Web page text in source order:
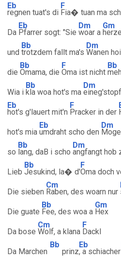
Eb
regnen tuat's di
F
Fia� tuan ma
Da
Eb
Pfarrer sogt: "Sie
Dm
woar a
Gm
und
Bb
trotzdem fallt ma's
Dm
Wanen
die
Bb
Omama, die
F
Oma ist nicht
Bb
Wia i
Bb
kla woa hot's ma
Dm
Eb
hot's g'lauert mit'n
F
Pracker in der
hot's mia
Eb
umdraht scho den
Dm
so
Bb
lang, daB i scho
Dm
angfangt hob
Lieb
Bb
Jesukind, la� d'
F
Oma doch
Die sieben
Cm
Raben, des woarn nur
Die guate
Bb
Fee, des woa a
Gm
Hex
Da bose
Cm
Wolf, a klana
F
Dackl
Da Marchen
Bb
prinz
Eb
, a schiacher